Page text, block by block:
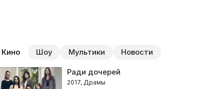
Кино Шоу Мультики Новости
Ради дочерей
2017, Драмы